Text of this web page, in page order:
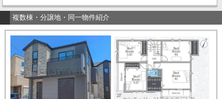
複数棟・分譲地・同一物件紹介